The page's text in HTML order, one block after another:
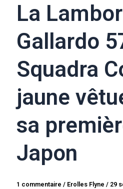
La
Gallardo
Squadra
jaune
sa
Japon
1 commentaire / Erolles Flyne/ 29